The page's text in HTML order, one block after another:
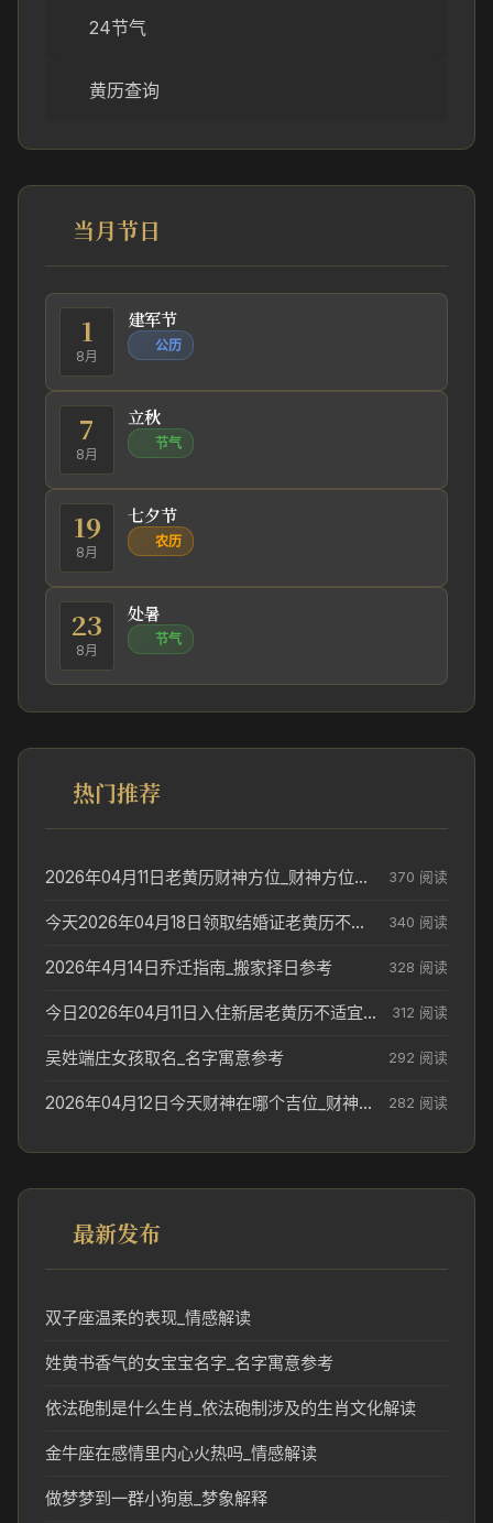
24节气
黄历查询
当月节日
1
8月
建军节
公历
7
8月
立秋
节气
19
8月
七夕节
农历
23
8月
处暑
节气
热门推荐
2026年04月11日老黄历财神方位_财神方位与供奉讲究 370 阅读
今天2026年04月18日领取结婚证老黄历不适合吗_领证日期参考 340 阅读
2026年4月14日乔迁指南_搬家择日参考 328 阅读
今日2026年04月11日入住新居老黄历不适宜吗_搬家择日参考 312 阅读
吴姓端庄女孩取名_名字寓意参考 292 阅读
2026年04月12日今天财神在哪个吉位_财神方位参考 282 阅读
最新发布
双子座温柔的表现_情感解读
姓黄书香气的女宝宝名字_名字寓意参考
依法砲制是什么生肖_依法砲制涉及的生肖文化解读
金牛座在感情里内心火热吗_情感解读
做梦梦到一群小狗崽_梦象解释